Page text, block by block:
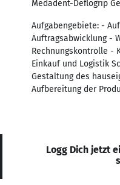
Medadent-Deflogrip
Aufgabengebiete: -
Auftragsabwicklung -
Rechnungskontrolle -
Einkauf und Logistik
Gestaltung des
Aufbereitung der
Logg Dich jetzt